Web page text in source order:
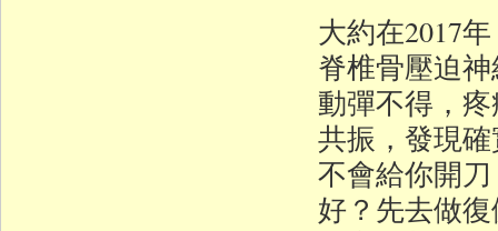
大約在2017
脊椎骨壓迫
動彈不得，
共振，發現
不會給你開
好？先去做